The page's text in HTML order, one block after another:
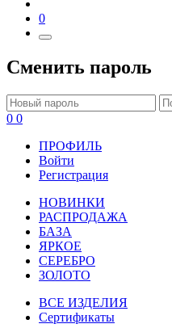
0
Сменить пароль
0 0
ПРОФИЛЬ
Войти
Регистрация
НОВИНКИ
РАСПРОДАЖА
БАЗА
ЯРКОЕ
СЕРЕБРО
ЗОЛОТО
ВСЕ ИЗДЕЛИЯ
Сертификаты